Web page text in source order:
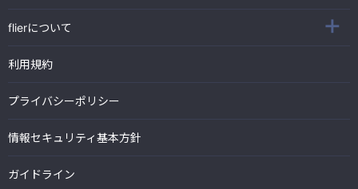
flierについて
利用規約
プライバシーポリシー
情報セキュリティ基本方針
ガイドライン